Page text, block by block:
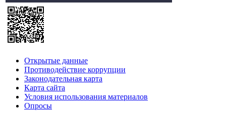
Открытые данные
Противодействие коррупции
Законодательная карта
Карта сайта
Условия использования материалов
Опросы